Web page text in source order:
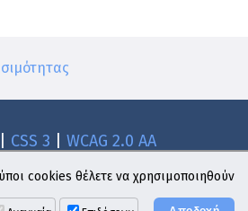
CSS 3 WCAG 2.0 AA
cookies θέλετε να χρησιμοποιηθούν